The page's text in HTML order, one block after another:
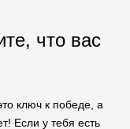
что вас
ключ к победе, а
Если у тебя есть